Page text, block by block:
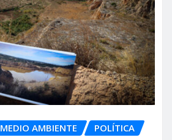
MEDIO AMBIENTE POLÍTICA